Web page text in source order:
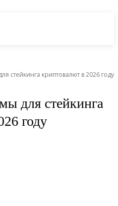
стейкинга криптовалют в 2026 году
для стейкинга
году